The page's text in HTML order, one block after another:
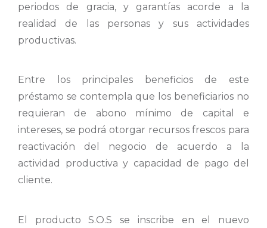
periodos de gracia, y garantías acorde a la
realidad de las personas y sus actividades
productivas.
Entre los principales beneficios de este
préstamo se contempla que los beneficiarios no
requieran de abono mínimo de capital e
intereses, se podrá otorgar recursos frescos para
reactivación del negocio de acuerdo a la
actividad productiva y capacidad de pago del
cliente.
El producto S.O.S se inscribe en el nuevo